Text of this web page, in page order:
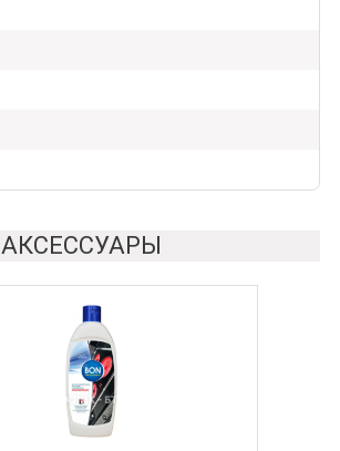
АКСЕССУАРЫ